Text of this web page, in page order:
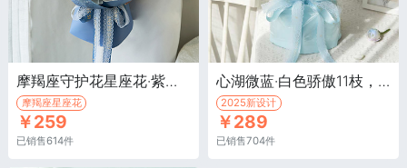
摩羯座守护花星座花·紫色玫瑰6枝，蓝色绣球1枝
摩羯座星座花
￥259
已销售614件
心湖微蓝·白色骄傲11枝，康乃馨4枝，搭配桔梗、蝴蝶兰等
2025新设计
￥289
已销售704件